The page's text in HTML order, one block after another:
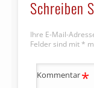
Schreiben
Ihre E-Mail-
Felder sind mit *
Kommentar*